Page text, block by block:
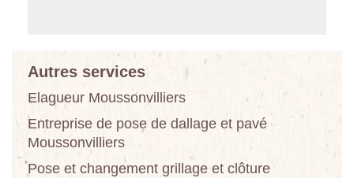
Autres services
Elagueur Moussonvilliers
Entreprise de pose de dallage et pavé
Moussonvilliers
Pose et changement grillage et clôture